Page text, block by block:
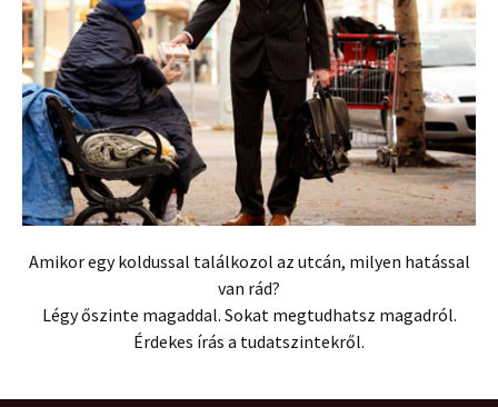
Amikor egy koldussal találkozol az utcán, milyen hatással
van rád?
Légy őszinte magaddal. Sokat megtudhatsz magadról.
Érdekes írás a tudatszintekről.